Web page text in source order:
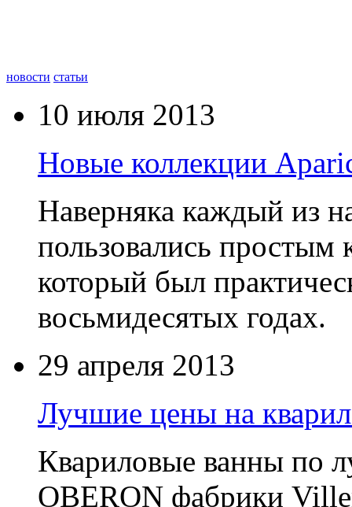
новости статьи
10 июля 2013
Новые коллекции
Наверняка каждый из
пользовались
который был
восьмидесятых годах.
29 апреля 2013
Лучшие цены на
Квариловые ванны по
OBERON фабрики